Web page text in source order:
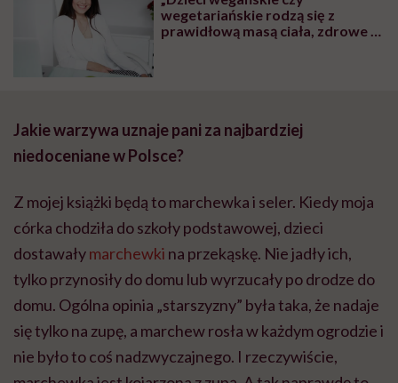
wegetariańskie rodzą się z
prawidłową masą ciała, zdrowe i
Jakie warzywa uznaje pani za najbardziej
niedoceniane w Polsce?
Z mojej książki będą to marchewka i seler. Kiedy moja
córka chodziła do szkoły podstawowej, dzieci
dostawałymarchewki na przekąskę. Nie jadły ich,
tylko przynosiły do domu lub wyrzucały po drodze do
domu. Ogólna opinia „starszyzny” była taka, że nadaje
się tylko na zupę, a marchew rosła w każdym ogrodzie i
nie było to coś nadzwyczajnego. I rzeczywiście,